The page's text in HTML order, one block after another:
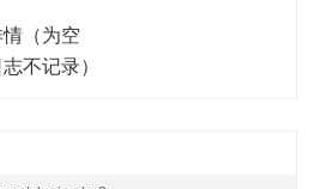
（为空
不记录）